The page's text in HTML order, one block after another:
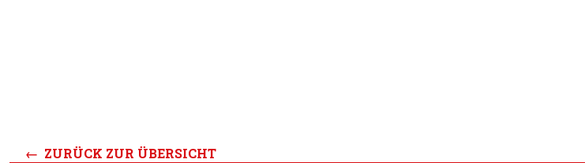
← ZURÜCK ZUR ÜBERSICHT